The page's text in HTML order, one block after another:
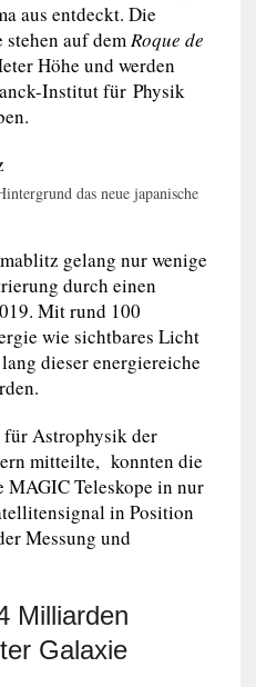
aus entdeckt. Die
stehen auf demRoque de
Höhe und werden
Institut für Physik
das neue japanische
gelang nur wenige
durch einen
Mit rund 100
wie sichtbares Licht
dieser energiereiche
Astrophysik der
mitteilte, konnten die
MAGIC Teleskope in nur
in Position
Messung und
Milliarden
Galaxie